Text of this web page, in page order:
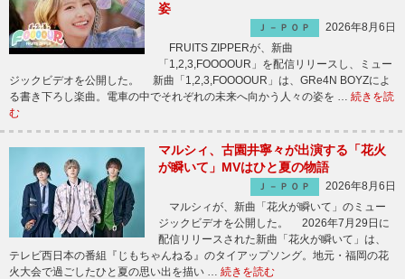
姿
Ｊ－ＰＯＰ
2026年8月6日
FRUITS ZIPPERが、新曲
「1,2,3,FOOOOUR」を配信リリースし、ミュー
ジックビデオを公開した。 新曲「1,2,3,FOOOOUR」は、GRe4N BOYZによ
る書き下ろし楽曲。電車の中でそれぞれの未来へ向かう人々の姿を … 続きを読
む
マルシィ、古園井寧々が出演する「花火
が瞬いて」MVはひと夏の物語
Ｊ－ＰＯＰ
2026年8月6日
マルシィが、新曲「花火が瞬いて」のミュー
ジックビデオを公開した。 2026年7月29日に
配信リリースされた新曲「花火が瞬いて」は、
テレビ西日本の番組『じもちゃんねる』のタイアップソング。地元・福岡の花
火大会で過ごしたひと夏の思い出を描い … 続きを読む